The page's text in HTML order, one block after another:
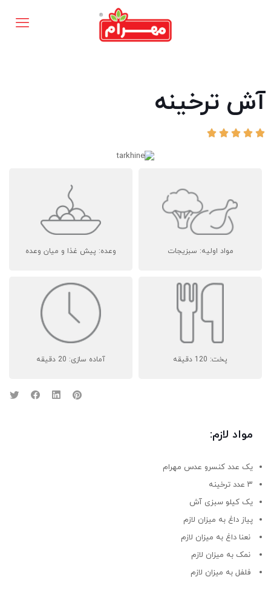
آش ترخینه





مواد اولیه: سبزیجات وعده: پیش غذا و میان وعده
پخت: 120 دقیقه آماده سازی: 20 دقیقه
مواد لازم:
یک عدد کنسرو عدس مهرام
۳ عدد ترخینه
یک کیلو سبزی آش
پیاز داغ به میزان لازم
نعنا داغ به میزان لازم
نمک به میزان لازم
فلفل به میزان لازم